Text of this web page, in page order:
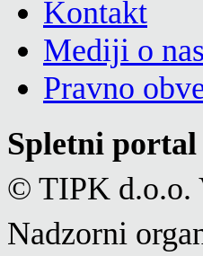
Kontakt
Mediji o nas
Pravno
Spletni portal
© TIPK d.o.o.
Nadzorni